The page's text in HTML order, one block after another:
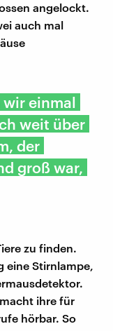
angelockt.
auch mal
einmal
weit über
der
groß war,
zu finden.
eine Stirnlampe,
ihre für
hörbar. So